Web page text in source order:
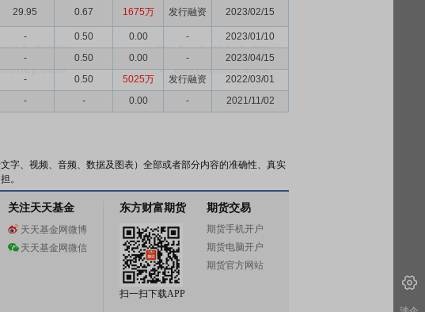
29.95 0.67 1675万 发行融资 2023/02/15
- 0.50 0.00 -
2023/01/10
- 0.50 0.00 -
2023/04/15
- 0.50 5025万 发行融资
2022/03/01
- - 0.00 - 2021/11/02
字、视频、音频、数据及图表）全部或者部分内容的准确性、真实
。
关注天天基金
天天基金网微博
天天基金网微信
东方财富期货
扫一扫下载APP
期货交易
期货手机开户
期货电脑开户
期货官方网站